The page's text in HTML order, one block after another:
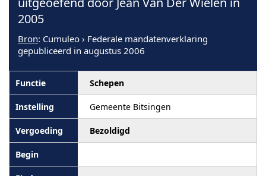
2005
Bron: Cumuleo › Federale mandatenverklaring
gepubliceerd in augustus 2006
Schepen
Gemeente Bitsingen
Bezoldigd